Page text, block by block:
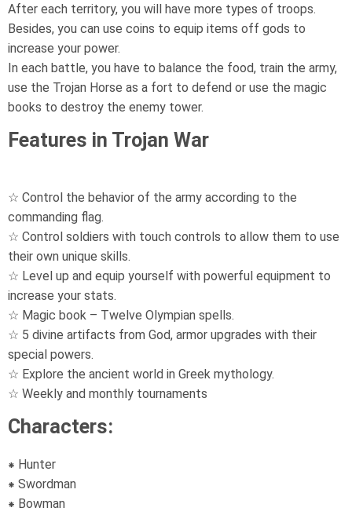
After each territory, you will have more types of troops.
Besides, you can use coins to equip items off gods to
increase your power.
In each battle, you have to balance the food, train the army,
use the Trojan Horse as a fort to defend or use the magic
books to destroy the enemy tower.
Features in Trojan War
☆ Control the behavior of the army according to the
commanding flag.
☆ Control soldiers with touch controls to allow them to use
their own unique skills.
☆ Level up and equip yourself with powerful equipment to
increase your stats.
☆ Magic book – Twelve Olympian spells.
☆ 5 divine artifacts from God, armor upgrades with their
special powers.
☆ Explore the ancient world in Greek mythology.
☆ Weekly and monthly tournaments
Characters:
⁕ Hunter
⁕ Swordman
⁕ Bowman